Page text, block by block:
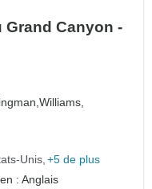
Grand Canyon -
Williams,
Unis +5 de plus
: Anglais